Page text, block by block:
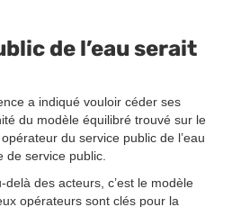
de l’eau serait
a indiqué vouloir céder ses
du modèle équilibré trouvé sur le
du service public de l’eau
de service public.
des acteurs, c’est le modèle
opérateurs sont clés pour la